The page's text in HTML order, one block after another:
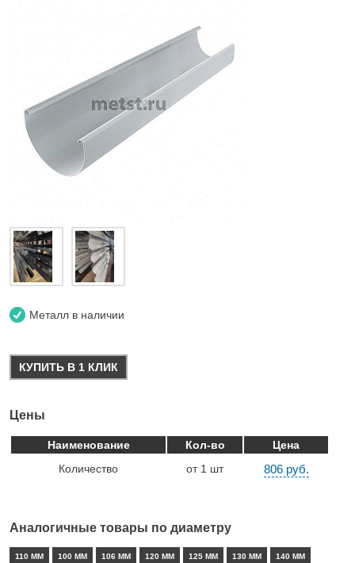
Металл в наличии
КУПИТЬ В 1 КЛИК
Цены
Наименование Кол-во
Цена
Количество
от 1 шт 806 руб.
Аналогичные товары по диаметру
110 ММ 100 ММ 106 ММ 120 ММ 125 ММ 130 ММ 140 ММ